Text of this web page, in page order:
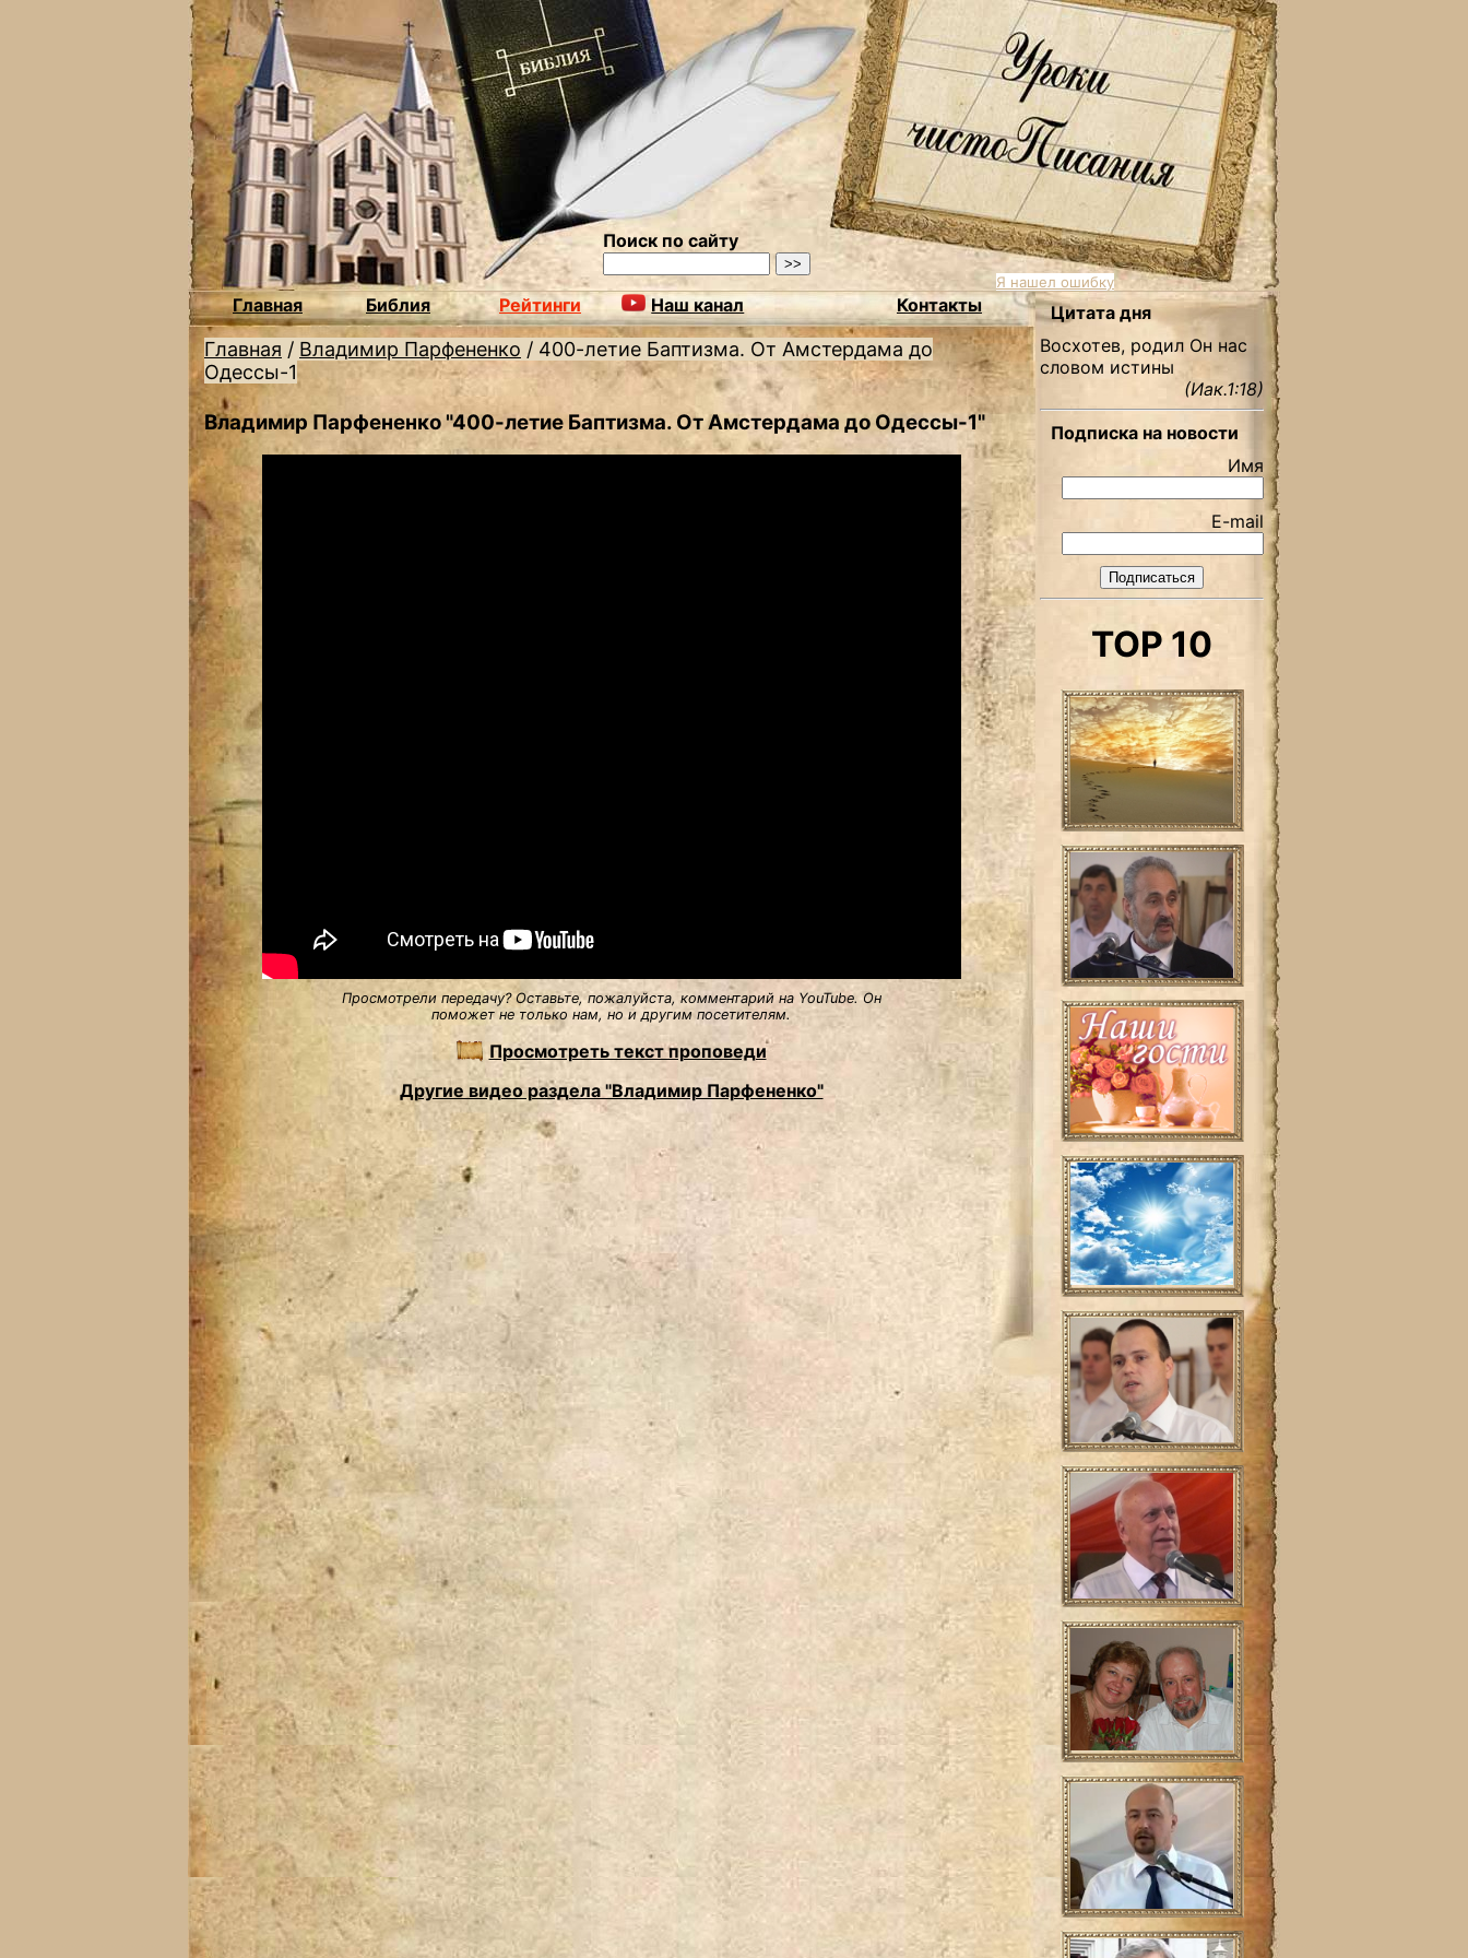
Поиск по сайту
Я нашел ошибку
Главная Библия Рейтинги Наш канал Контакты
Главная / Владимир Парфененко / 400-летие Баптизма. От Амстердама до
Одессы-1
Владимир Парфененко "400-летие Баптизма. От Амстердама до Одессы-1"
Просмотрели передачу? Оставьте, пожалуйста, комментарий на YouTube. Он
поможет не только нам, но и другим посетителям.
Просмотреть текст проповеди
Другие видео раздела "Владимир Парфененко"
Цитата дня
Восхотев, родил Он нас
словом истины
(Иак.1:18)
Подписка на новости
Имя
E-mail
TOP 10